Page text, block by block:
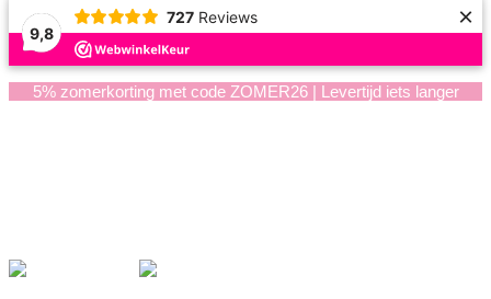
9,8
727 Reviews ×
5% zomerkorting met code ZOMER26 | Levertijd iets langer